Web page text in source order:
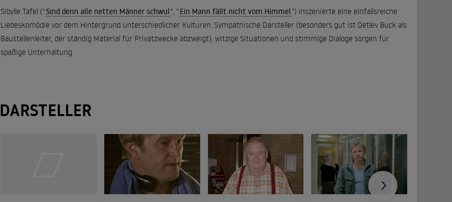
Sibylle Tafel (" Sind denn alle netten Männer schwul ", " Ein Mann fällt nicht vom Himmel ") inszenierte eine einfallsreiche
Liebeskomödie vor dem Hintergrund unterschiedlicher Kulturen. Sympathische Darsteller (besonders gut ist Detlev Buck als
Baustellenleiter, der ständig Material für Privatzwecke abzweigt), witzige Situationen und stimmige Dialoge sorgen für
spaßige Unterhaltung
DARSTELLER